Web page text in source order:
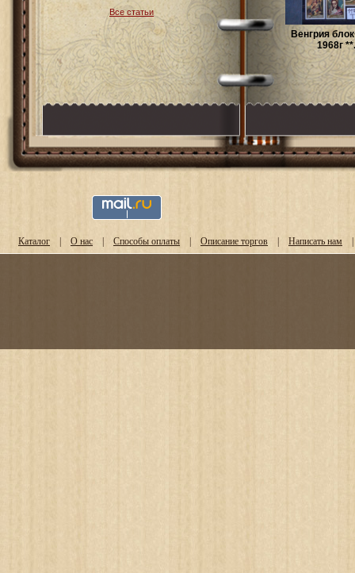
Все статьи
Венгрия
1968г
Каталог | О нас | Способы оплаты | Описание торгов | Написать нам |